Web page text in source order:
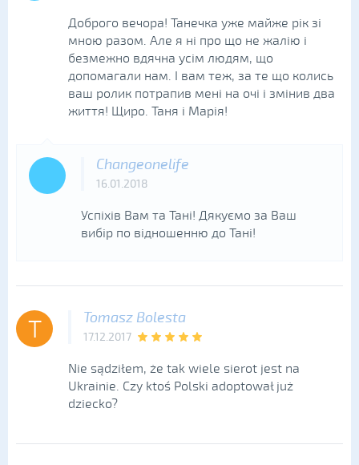
Доброго вечора! Танечка уже майже рік зі
мною разом. Але я ні про що не жалію і
безмежно вдячна усім людям, що
допомагали нам. І вам теж, за те що колись
ваш ролик потрапив мені на очі і змінив два
життя! Щиро. Таня і Марія!
Changeonelife
16.01.2018
Успіхів Вам та Тані! Дякуємо за Ваш
вибір по відношенню до Тані!
T Tomasz Bolesta
17.12.2017
Nie sądziłem, że tak wiele sierot jest na
Ukrainie. Czy ktoś Polski adoptował już
dziecko?